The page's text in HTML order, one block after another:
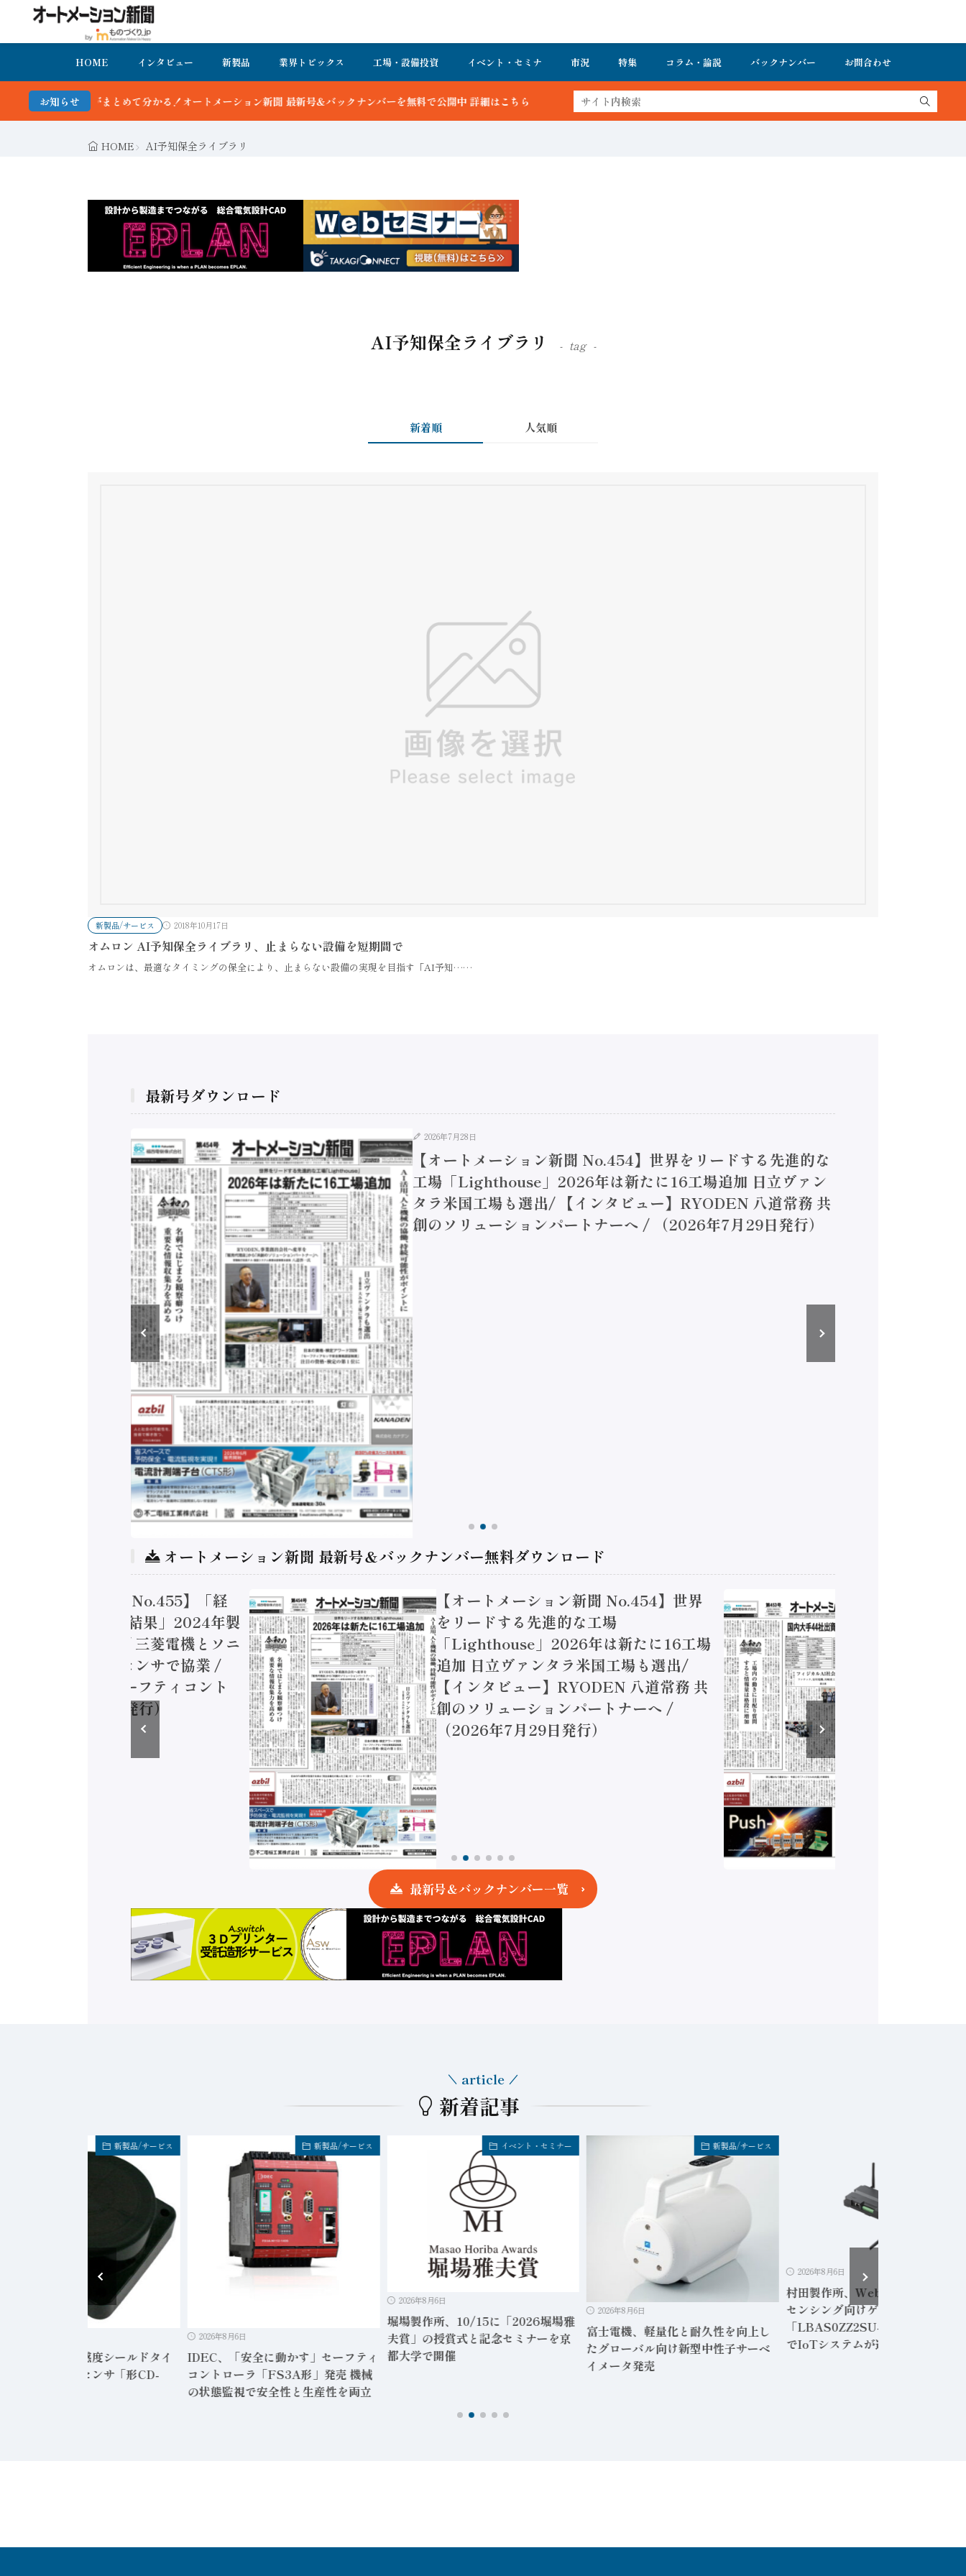
HOME インタビュー 新製品 業界トピックス 工場・設備投資 イベント・セミナ 市況 特集 コラム・論説 バックナンバー お問合わせ
お知らせ
まとめて分かる！オートメーション新聞 最新号＆バックナンバーを無料で公開中 詳細はこちら
HOME AI予知保全ライブラリ
AI予知保全ライブラリ tag
新着順 人気順
新製品/サービス 2018年10月17日
オムロン AI予知保全ライブラリ、止まらない設備を短期間で
オムロンは、最適なタイミングの保全により、止まらない設備の実現を目指す「AI予知……
最新号ダウンロード
2026年7月28日
【オートメーション新聞 No.454】世界をリードする先進的な
工場「Lighthouse」2026年は新たに16工場追加 日立ヴァン
タラ米国工場も選出/ 【インタビュー】RYODEN 八道常務 共
創のソリューションパートナーへ / （2026年7月29日発行）
オートメーション新聞 最新号＆バックナンバー無料ダウンロード
トメーション新聞 No.455】「経
実態調査二次集計結果」2024年製
加価値額86兆円 / 三菱電機とソニ
コン AIビジョンセンサで協業 /
安全に動かすセーフティコント
（2026年8月5日発行）
【オートメーション新聞 No.454】世界
をリードする先進的な工場
「Lighthouse」2026年は新たに16工場
追加 日立ヴァンタラ米国工場も選出/
【インタビュー】RYODEN 八道常務 共
創のソリューションパートナーへ /
（2026年7月29日発行）
最新号＆バックナンバー一覧
新着記事
article
新製品/サービス
サテック、高感度シールドタイ
電容量形近接センサ「形CD-
新製品/サービス
2026年8月6日
IDEC、「安全に動かす」セーフティ
コントローラ「FS3A形」発売 機械
の状態監視で安全性と生産性を両立
イベント・セミナー
2026年8月6日
堀場製作所、10/15に「2026堀場雅
夫賞」の授賞式と記念セミナーを京
都大学で開催
新製品/サービス
2026年8月6日
富士電機、軽量化と耐久性を向上し
たグローバル向け新型中性子サーベ
イメータ発売
2026年8月6日
村田製作所、Webアプリ内蔵の無
センシング向けゲートウェイ
「LBAS0ZZ2SU-001」専用PC
でIoTシステムが運用可能に